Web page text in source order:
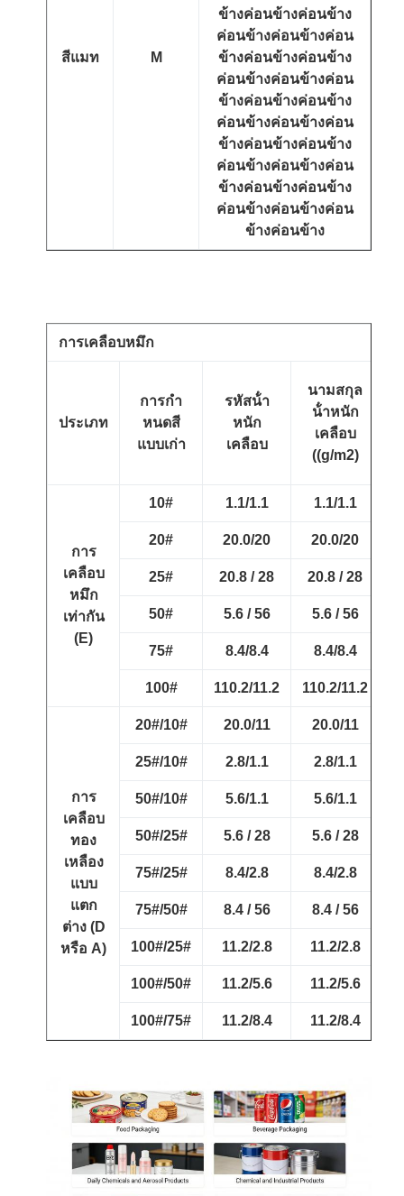
สีแมท M
ข้างค่อนข้างค่อนข้าง
ค่อนข้างค่อนข้างค่อน
ข้างค่อนข้างค่อนข้าง
ค่อนข้างค่อนข้างค่อน
ข้างค่อนข้างค่อนข้าง
ค่อนข้างค่อนข้างค่อน
ข้างค่อนข้างค่อนข้าง
ค่อนข้างค่อนข้างค่อน
ข้างค่อนข้างค่อนข้าง
ค่อนข้างค่อนข้างค่อน
ข้างค่อนข้าง
การเคลือบหมึก
ประเภท
การกํา
หนดสี
แบบเก่า
รหัสน้ํา
หนัก
เคลือบ
นามสกุล
น้ําหนัก
เคลือบ
((g/m2)
การ
เคลือบ
หมึก
เท่ากัน
(E)
10# 1.1/1.1 1.1/1.1
20# 20.0/20 20.0/20
25# 20.8 / 28 20.8 / 28
50# 5.6 / 56 5.6 / 56
75# 8.4/8.4 8.4/8.4
100# 110.2/11.2 110.2/11.2
การ
เคลือบ
ทอง
เหลือง
แบบ
แตก
ต่าง (D
หรือ A)
20#/10# 20.0/11 20.0/11
25#/10# 2.8/1.1 2.8/1.1
50#/10# 5.6/1.1 5.6/1.1
50#/25# 5.6 / 28 5.6 / 28
75#/25# 8.4/2.8 8.4/2.8
75#/50# 8.4 / 56 8.4 / 56
100#/25# 11.2/2.8 11.2/2.8
100#/50# 11.2/5.6 11.2/5.6
100#/75# 11.2/8.4 11.2/8.4